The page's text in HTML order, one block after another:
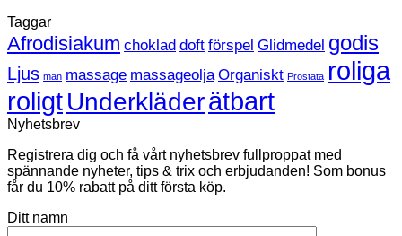
Heta
sextips!
Taggar
Afrodisiakum choklad doft förspel Glidmedel godis
Ljus man massage massageolja Organiskt Prostata roliga
roligtUnderkläderätbart
Nyhetsbrev
Registrera dig och få vårt nyhetsbrev fullproppat med
spännande nyheter, tips & trix och erbjudanden! Som bonus
får du 10% rabatt på ditt första köp.
Ditt namn